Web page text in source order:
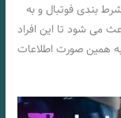
شرط بندی فوتبال و به
می شود تا این افراد
همین صورت اطلاعات